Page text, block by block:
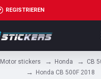
REGISTRIEREN
Motor stickers Honda CB
Honda CB 500F 2018